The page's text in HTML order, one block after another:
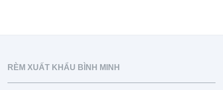
RÈM XUẤT KHẨU BÌNH MINH